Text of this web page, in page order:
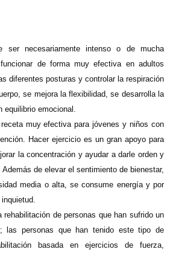
ser necesariamente intenso o de mucha
de forma muy efectiva en adultos
diferentes posturas y controlar la respiración
se mejora la flexibilidad, se desarrolla la
emocional.
muy efectiva para jóvenes y niños con
Hacer ejercicio es un gran apoyo para
la concentración y ayudar a darle orden y
de elevar el sentimiento de bienestar,
media o alta, se consume energía y por
de personas que han sufrido un
las personas que han tenido este tipo de
basada en ejercicios de fuerza,